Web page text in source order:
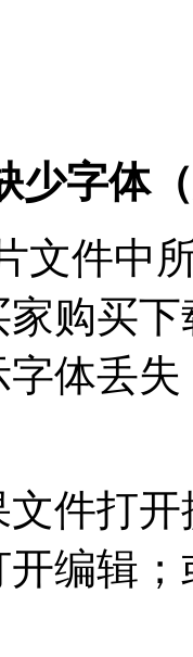
字体
文件中
家购买
体丢
文件打
编辑